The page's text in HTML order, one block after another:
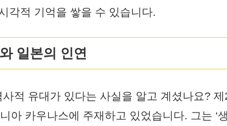
각적 기억을 쌓을 수 있습니다.
일본의 인연
적 유대가 있다는 사실을 알고 계셨나요?
아 카우나스에 주재하고 있었습니다. 그는 ‘